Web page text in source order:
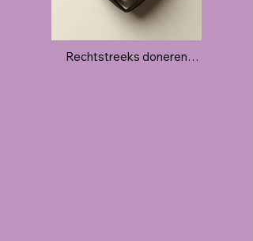
Rechtstreeks doneren